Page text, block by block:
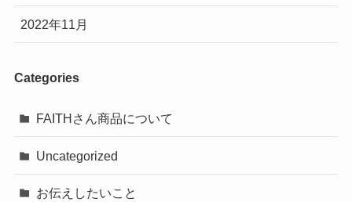
2022年11月
Categories
FAITHさん商品について
Uncategorized
お伝えしたいこと